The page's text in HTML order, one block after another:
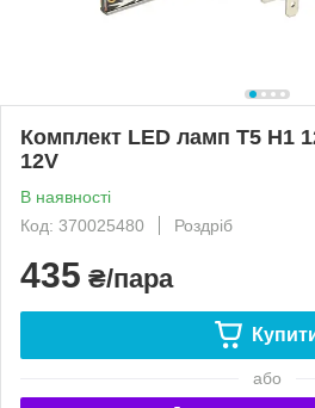
Комплект LED ламп T5 H1
12V
В наявності
Код: 370025480
Роздріб
435 ₴/пара
або